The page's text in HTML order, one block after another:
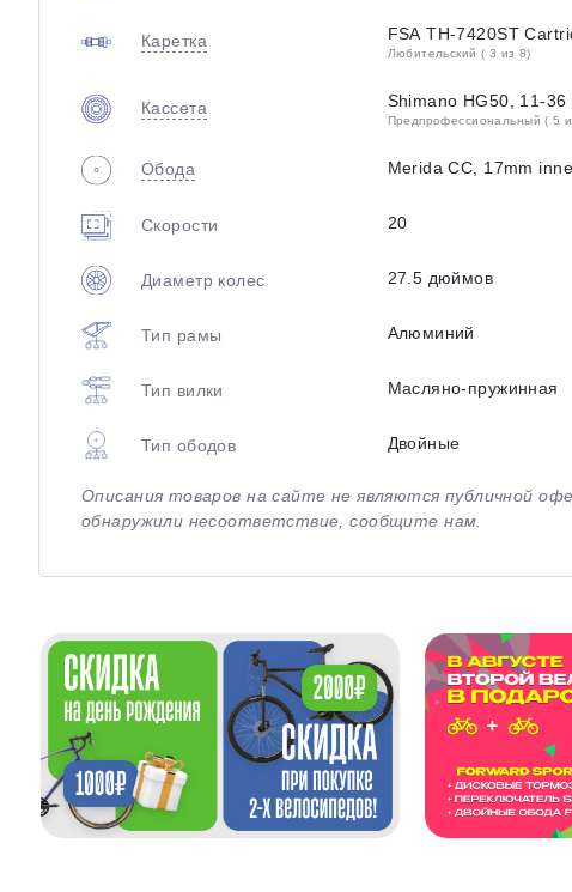
Каретка FSA TH-7420ST
Любительский ( 3 из 8)
Кассета Shimano HG50, 11-
Предпрофессиональный ( 5
Обода Merida CC, 17mm
Скорости 20
Диаметр колес 27.5 дюймов
Тип рамы Алюминий
Тип вилки Масляно-пружинная
Тип ободов Двойные
Описания товаров на сайте не являются публичной
обнаружили несоответствие, сообщите нам.